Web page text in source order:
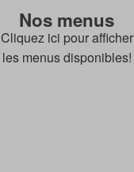
Nos menus
Cliquez ici pour afficher
les menus disponibles!